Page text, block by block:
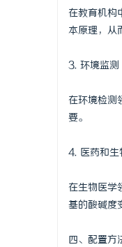
在教育机构
本原理，从
3. 环境监测
在环境检测
要。
4. 医药和生
在生物医学
基的酸碱度
四、配置方